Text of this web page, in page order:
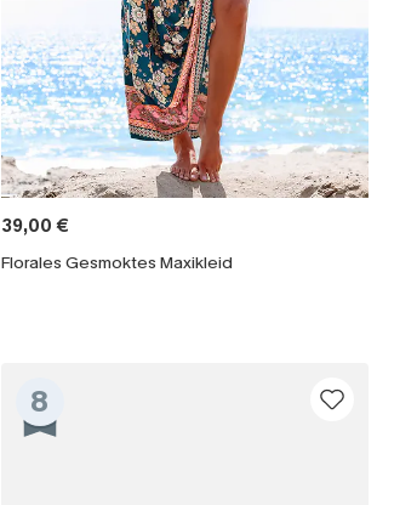
39,00 €
Florales Gesmoktes Maxikleid
8